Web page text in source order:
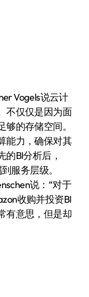
Vogels说云计
不仅仅是因为面
的存储空间。
能力，确保对其
BI分析后，
服务层级。
说：“对于
收购并投资BI
有意思，但是却